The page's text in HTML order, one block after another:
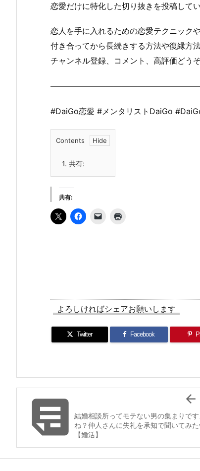
恋愛だけに特化した切り抜きを投稿してい
恋人を手に入れるための恋愛テクニックや
付き合ってから長続きする方法や復縁方
チャンネル登録、コメント、高評価どう
#DaiGo恋愛 #メンタリストDaiGo
Contents
1. 共有:
共有:
よろしければシェアお願いします
Twitter Facebook
結婚相談所ってモテない男の集まりです
ね？仲人さんに失礼を承知で聞いてみ
【婚活】
